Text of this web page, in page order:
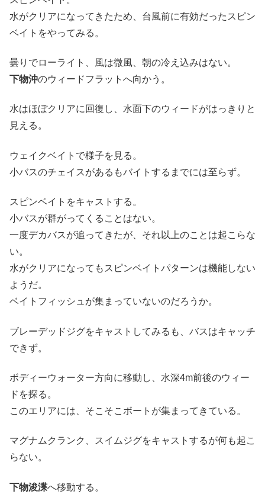
水がクリアになってきたため、台風前に有効だったスピン
ベイトをやってみる。
曇りでローライト、風は微風、朝の冷え込みはない。
下物沖のウィードフラットへ向かう。
水はほぼクリアに回復し、水面下のウィードがはっきりと
見える。
ウェイクベイトで様子を見る。
小バスのチェイスがあるもバイトするまでには至らず。
スピンベイトをキャストする。
小バスが群がってくることはない。
一度デカバスが追ってきたが、それ以上のことは起こらな
い。
水がクリアになってもスピンベイトパターンは機能しない
ようだ。
ベイトフィッシュが集まっていないのだろうか。
ブレーデッドジグをキャストしてみるも、バスはキャッチ
できず。
ボディーウォーター方向に移動し、水深4m前後のウィー
ドを探る。
このエリアには、そこそこボートが集まってきている。
マグナムクランク、スイムジグをキャストするが何も起こ
らない。
下物浚渫へ移動する。